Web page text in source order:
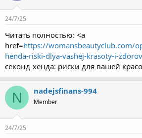
24/7/25
Читать полностью: <a
href=https://womansbeautyclub.com/
henda-riski-dlya-vashej-krasoty-i-
секонд-хенда: риски для вашей
N nadejsfinans-994
Member
24/7/25